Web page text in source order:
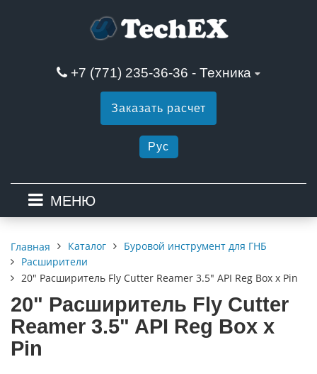
+7 (771) 235-36-36 - Техника
Заказать расчет
Рус
МЕНЮ
Главная Каталог
Буровой инструмент для ГНБ
Расширители
20" Расширитель Fly Cutter Reamer 3.5" API Reg Box x Pin
20" Расширитель Fly Cutter
Reamer 3.5" API Reg Box x
Pin